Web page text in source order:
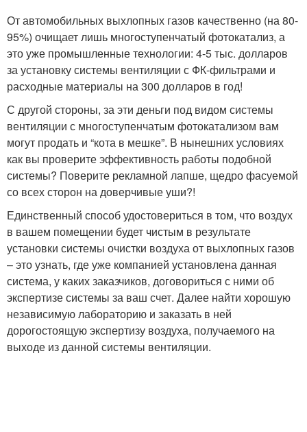
От автомобильных выхлопных газов качественно (на 80-
95%) очищает лишь многоступенчатый фотокатализ, а
это уже промышленные технологии: 4-5 тыс. долларов
за установку системы вентиляции с ФК-фильтрами и
расходные материалы на 300 долларов в год!
С другой стороны, за эти деньги под видом системы
вентиляции с многоступенчатым фотокатализом вам
могут продать и “кота в мешке”. В нынешних условиях
как вы проверите эффективность работы подобной
системы? Поверите рекламной лапше, щедро фасуемой
со всех сторон на доверчивые уши?!
Единственный способ удостовериться в том, что воздух
в вашем помещении будет чистым в результате
установки системы очистки воздуха от выхлопных газов
– это узнать, где уже компанией установлена данная
система, у каких заказчиков, договориться с ними об
экспертизе системы за ваш счет. Далее найти хорошую
независимую лабораторию и заказать в ней
дорогостоящую экспертизу воздуха, получаемого на
выходе из данной системы вентиляции.